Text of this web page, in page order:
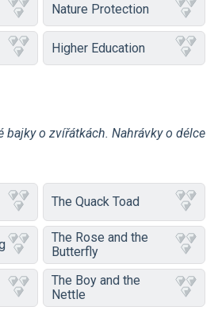
Nature Protection
Higher Education
bajky o zvířátkách. Nahrávky o délce
The Quack Toad
The Rose and the
Butterfly
The Boy and the
Nettle